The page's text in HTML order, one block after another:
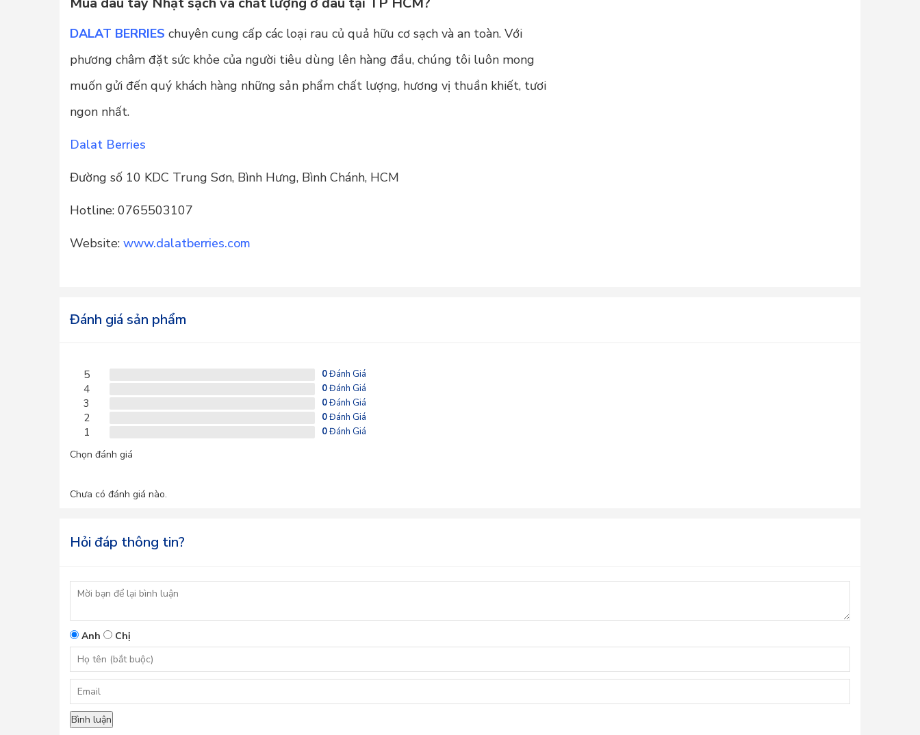
DALAT BERRIES chuyên cung cấp các loại rau củ quả hữu cơ sạch và an toàn. Với
phương châm đặt sức khỏe của người tiêu dùng lên hàng đầu, chúng tôi luôn mong
muốn gửi đến quý khách hàng những sản phẩm chất lượng, hương vị thuần khiết, tươi
ngon nhất.
Dalat Berries
Đường số 10 KDC Trung Sơn, Bình Hưng, Bình Chánh, HCM
Hotline: 0765503107
Website: www.dalatberries.com
Đánh giá sản phẩm
5 0Đánh Giá
4 0Đánh Giá
3 0Đánh Giá
2 0Đánh Giá
1 0Đánh Giá
Chọn đánh giá
Chưa có đánh giá nào.
Hỏi đáp thông tin?
Anh Chị
Bình luận